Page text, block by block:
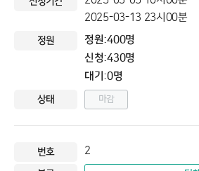
2025-03-13 23시00분
정원:400명
신청:430명
대기:0명
마감
2